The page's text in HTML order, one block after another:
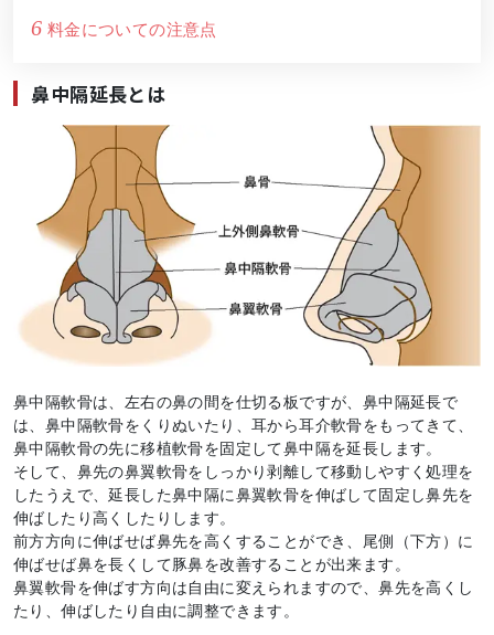
6 料金についての注意点
鼻中隔延長とは
鼻中隔軟骨は、左右の鼻の間を仕切る板ですが、鼻中隔延長で
は、鼻中隔軟骨をくりぬいたり、耳から耳介軟骨をもってきて、
鼻中隔軟骨の先に移植軟骨を固定して鼻中隔を延長します。
そして、鼻先の鼻翼軟骨をしっかり剥離して移動しやすく処理を
したうえで、延長した鼻中隔に鼻翼軟骨を伸ばして固定し鼻先を
伸ばしたり高くしたりします。
前方方向に伸ばせば鼻先を高くすることができ、尾側（下方）に
伸ばせば鼻を長くして豚鼻を改善することが出来ます。
鼻翼軟骨を伸ばす方向は自由に変えられますので、鼻先を高くし
たり、伸ばしたり自由に調整できます。